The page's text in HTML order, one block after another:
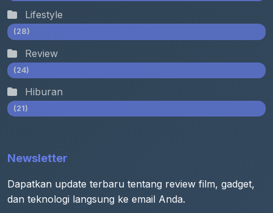
Lifestyle
(28)
Review
(24)
Hiburan
(21)
Newsletter
Dapatkan update terbaru tentang review film, gadget,
dan teknologi langsung ke email Anda.